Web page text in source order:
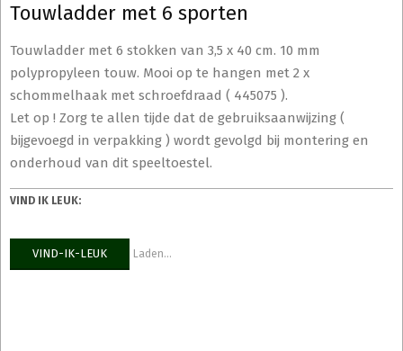
Touwladder met 6 sporten
Touwladder met 6 stokken van 3,5 x 40 cm. 10 mm
polypropyleen touw. Mooi op te hangen met 2 x
schommelhaak met schroefdraad ( 445075 ).
Let op ! Zorg te allen tijde dat de gebruiksaanwijzing (
bijgevoegd in verpakking ) wordt gevolgd bij montering en
onderhoud van dit speeltoestel.
VIND IK LEUK:
VIND-IK-LEUK Laden...